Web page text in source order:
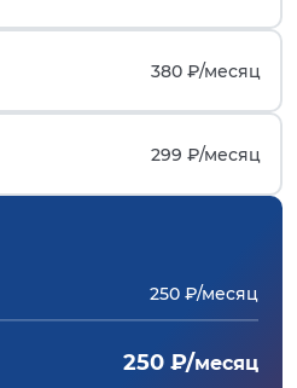
380 ₽/месяц
299 ₽/месяц
250 ₽/месяц
250 ₽/месяц